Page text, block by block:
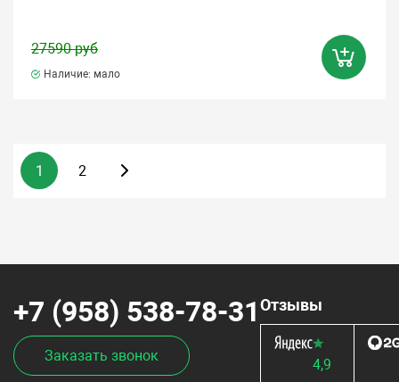
27590 руб
Наличие: мало
1 2
+7 (958) 538-78-31
Заказать звонок
Отзывы
4,9